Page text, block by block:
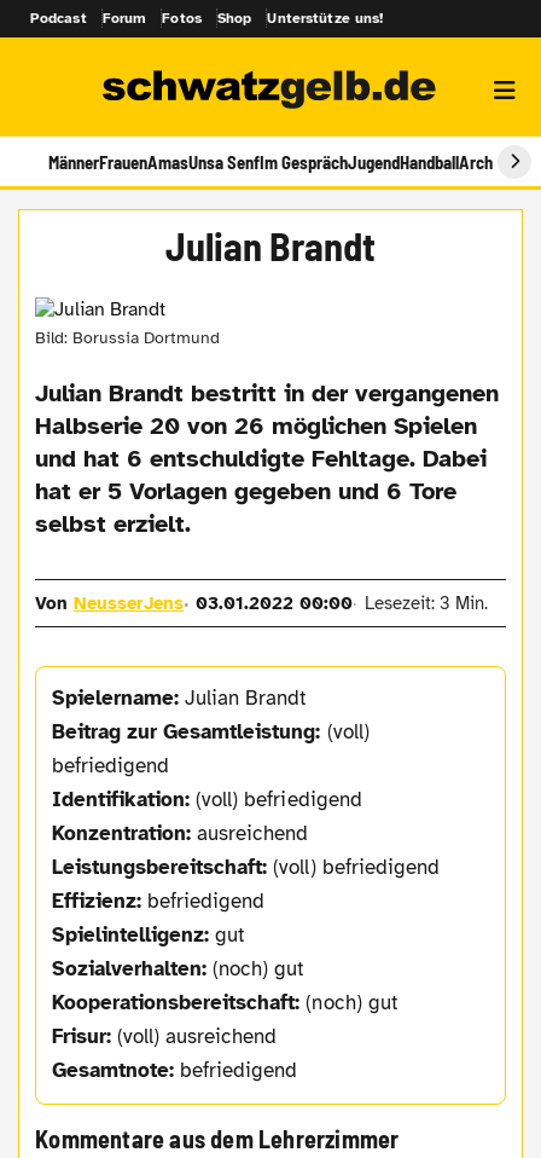
Podcast Forum Fotos Shop Unterstütze uns!
MännerFrauenAmasUnsa SenfIm GesprächJugendHandballArchiv
Julian Brandt
Bild: Borussia Dortmund
Julian Brandt bestritt in der vergangenen
Halbserie 20 von 26 möglichen Spielen
und hat 6 entschuldigte Fehltage. Dabei
hat er 5 Vorlagen gegeben und 6 Tore
selbst erzielt.
VonNeusserJens 03.01.2022 00:00 Lesezeit: 3 Min.
Spielername:Julian Brandt
Beitrag zur Gesamtleistung: (voll)
befriedigend
Identifikation: (voll) befriedigend
Konzentration: ausreichend
Leistungsbereitschaft: (voll) befriedigend
Effizienz:befriedigend
Spielintelligenz: gut
Sozialverhalten: (noch) gut
Kooperationsbereitschaft: (noch) gut
Frisur:(voll) ausreichend
Gesamtnote:befriedigend
Kommentare aus dem Lehrerzimmer